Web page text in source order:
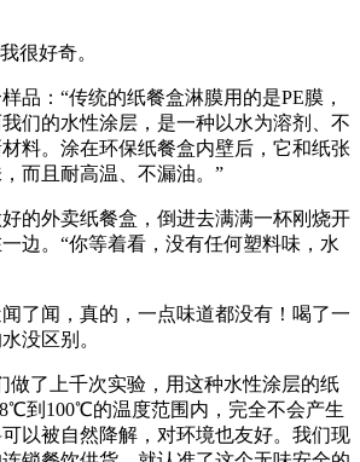
很好奇。
品：“传统的纸餐盒淋膜用的是PE膜，
们的水性涂层，是一种以水为溶剂、不
料。涂在环保纸餐盒内壁后，它和纸张
而且耐高温、不漏油。”
的外卖纸餐盒，倒进去满满一杯刚烧开
边。“你等着看，没有任何塑料味，水
了闻，真的，一点味道都没有！喝了一
没区别。
做了上千次实验，用这种水性涂层的纸
到100℃的温度范围内，完全不会产生
以被自然降解，对环境也友好。我们现